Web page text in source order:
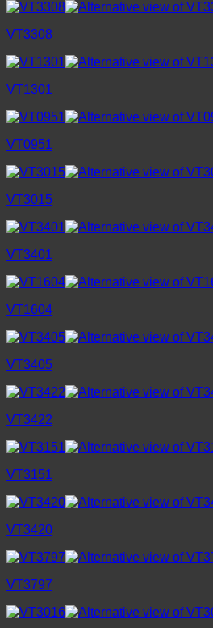
VT3308
VT1301
VT0951
VT3015
VT3401
VT1604
VT3405
VT3422
VT3151
VT3420
VT3797